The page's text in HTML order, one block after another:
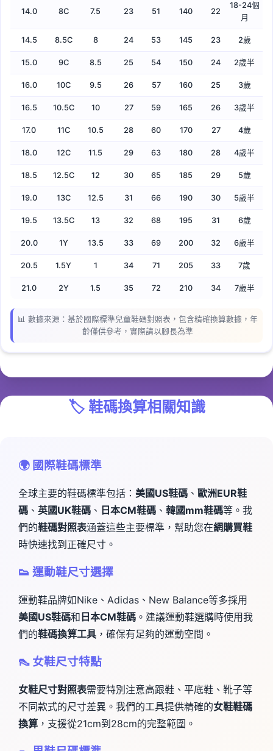
14.0 8C 7.5 23 51 140 22
18-24個
月
14.5 8.5C 8 24 53 145 23 2歲
15.0 9C 8.5 25 54 150 24 2歲半
16.0 10C 9.5 26 57 160 25 3歲
16.5 10.5C 10 27 59 165 26 3歲半
17.0 11C 10.5 28 60 170 27 4歲
18.0 12C 11.5 29 63 180 28 4歲半
18.5 12.5C 12 30 65 185 29 5歲
19.0 13C 12.5 31 66 190 30 5歲半
19.5 13.5C 13 32 68 195 31 6歲
20.0 1Y 13.5 33 69 200 32 6歲半
20.5 1.5Y 1 34 71 205 33 7歲
21.0 2Y 1.5 35 72 210 34 7歲半
📊 數據來源：基於國際標準兒童鞋碼對照表，包含精確換算數據，年
齡僅供參考，實際請以腳長為準
🏷️鞋碼換算相關知識
🌍 國際鞋碼標準
全球主要的鞋碼標準包括： 美國US鞋碼 、 歐洲EUR鞋
碼 、 英國UK鞋碼 、 日本CM鞋碼 、 韓國mm鞋碼等。我
們的鞋碼對照表涵蓋這些主要標準，幫助您在網購買鞋
時快速找到正確尺寸。
👟 運動鞋尺寸選擇
運動鞋品牌如Nike、Adidas、New Balance等多採用
美國US鞋碼和 日本CM鞋碼 。建議運動鞋選購時使用我
們的鞋碼換算工具 ，確保有足夠的運動空間。
👠 女鞋尺寸特點
女鞋尺寸對照表需要特別注意高跟鞋、平底鞋、靴子等
不同款式的尺寸差異。我們的工具提供精確的女鞋鞋碼
換算 ，支援從21cm到28cm的完整範圍。